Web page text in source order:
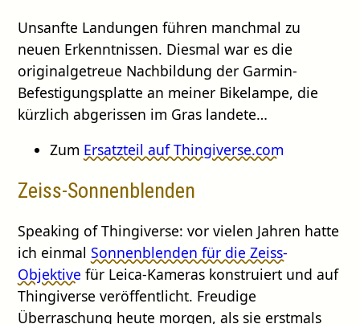
Unsanfte Landungen führen manchmal zu
neuen Erkenntnissen. Diesmal war es die
originalgetreue Nachbildung der Garmin-
Befestigungsplatte an meiner Bikelampe, die
kürzlich abgerissen im Gras landete…
Zum Ersatzteil auf Thingiverse.com
Zeiss-Sonnenblenden
Speaking of Thingiverse: vor vielen Jahren hatte
ich einmalSonnenblenden für die Zeiss-
Objektive für Leica-Kameras konstruiert und auf
Thingiverse veröffentlicht. Freudige
Überraschung heute morgen, als sie erstmals